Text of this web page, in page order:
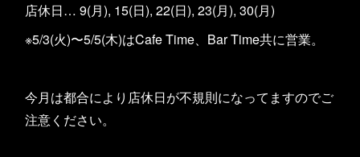
店休日… 9(月), 15(日), 22(日), 23(月), 30(月)
※5/3(火)〜5/5(木)はCafe Time、Bar Time共に営業。
今月は都合により店休日が不規則になってますのでご
注意ください。